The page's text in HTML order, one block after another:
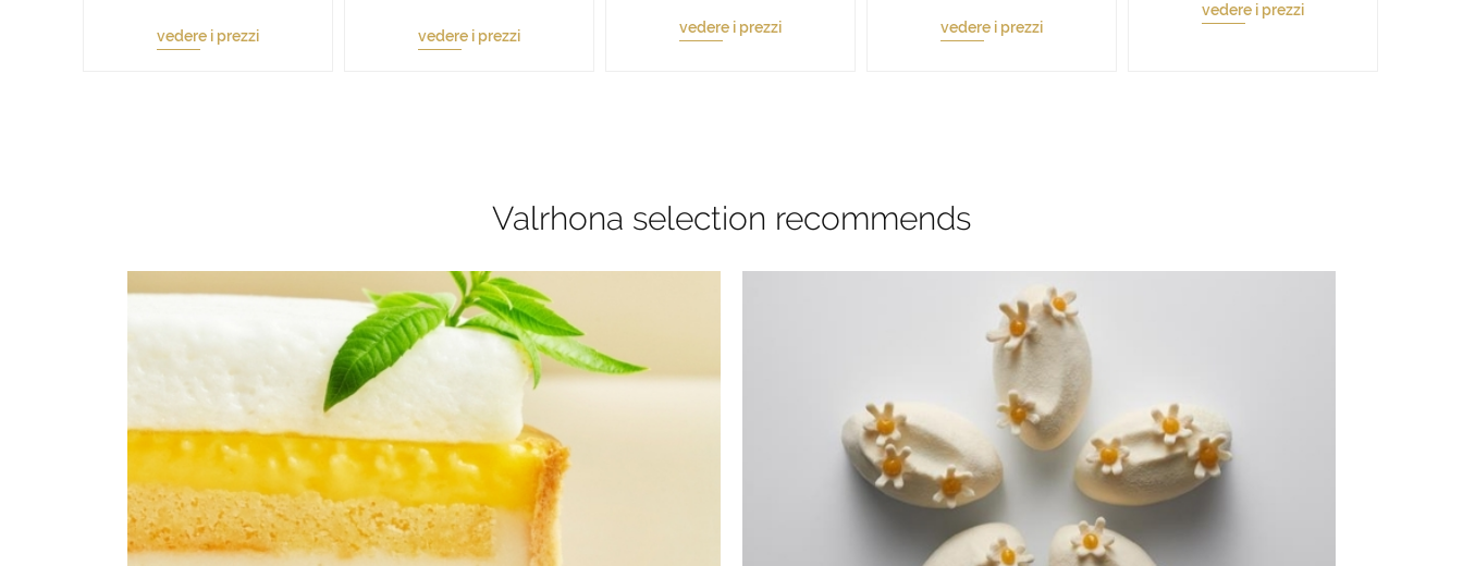
vedere i prezzi vedere i prezzi vedere i prezzi vedere i prezzi
vedere i prezzi
Valrhona selection recommends